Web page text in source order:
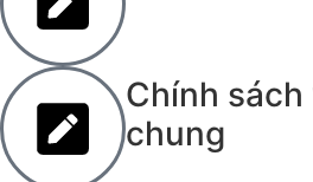
Chính
chung